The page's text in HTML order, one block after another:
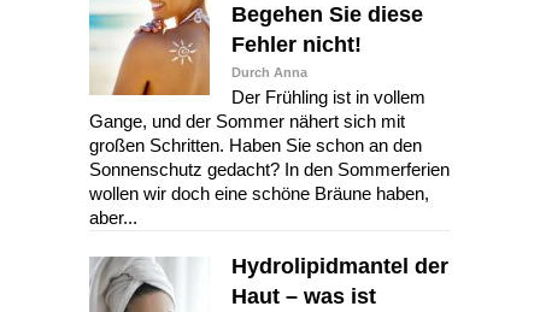
Begehen Sie diese
Fehler nicht!
Durch Anna
Der Frühling ist in vollem
Gange, und der Sommer nähert sich mit
großen Schritten. Haben Sie schon an den
Sonnenschutz gedacht? In den Sommerferien
wollen wir doch eine schöne Bräune haben,
aber...
Hydrolipidmantel der
Haut – was ist